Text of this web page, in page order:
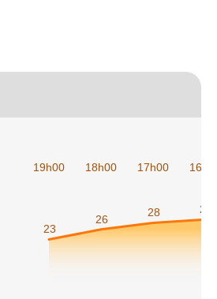
19h00 18h00 17h00
23
26
28 29